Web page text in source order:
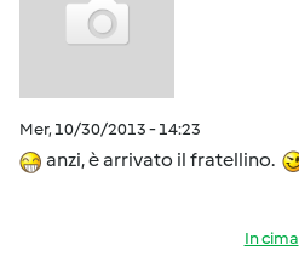
Mer, 10/30/2013 - 14:23
anzi, è arrivato il fratellino.
In cima